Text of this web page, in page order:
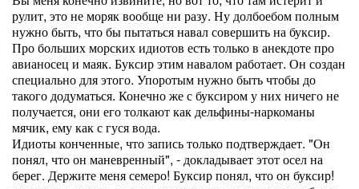
рулит, это не моряк вообще ни разу. Ну долбоебом полным
нужно быть, что бы пытаться навал совершить на буксир.
Про больших морских идиотов есть только в анекдоте про
авианосец и маяк. Буксир этим навалом работает. Он создан
специально для этого. Упоротым нужно быть чтобы до
такого додуматься. Конечно же с буксиром у них ничего не
получается, они его толкают как дельфины-наркоманы
мячик, ему как с гуся вода.
Идиоты конченные, что запись только подтверждает. "Он
понял, что он маневренный", - докладывает этот осел на
берег. Держите меня семеро! Буксир понял, что он буксир!